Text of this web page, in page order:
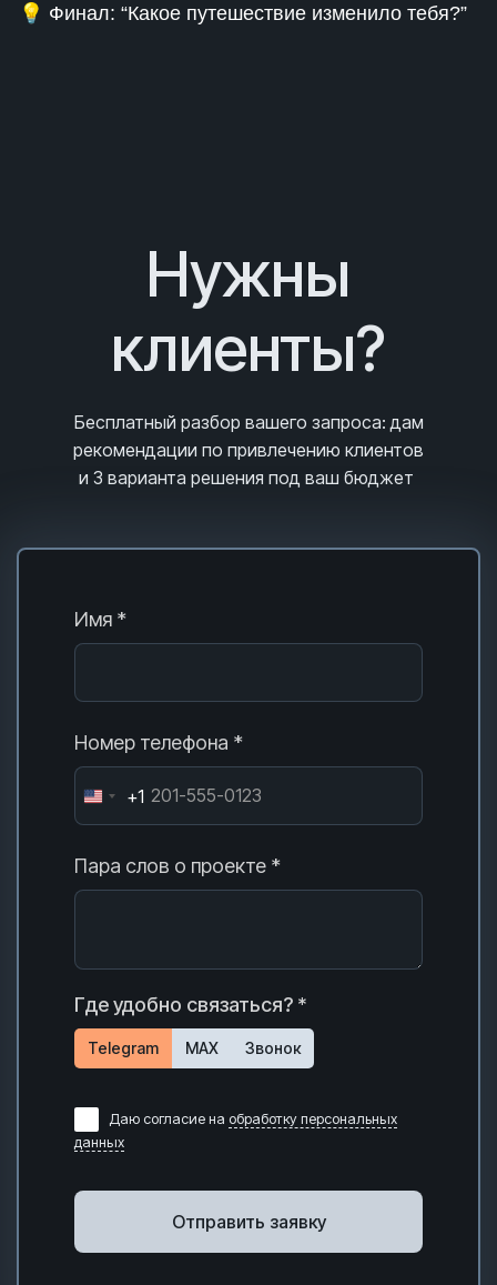
💡 Финал: “Какое путешествие изменило тебя?”
Нужны
клиенты?
Бесплатный разбор вашего запроса: дам
рекомендации по привлечению клиентов
и 3 варианта решения под ваш бюджет
Имя *
Номер телефона *
+1
Пара слов о проекте *
Где удобно связаться? *
Telegram MAX Звонок
Даю согласие на обработку персональных
данных
Отправить заявку